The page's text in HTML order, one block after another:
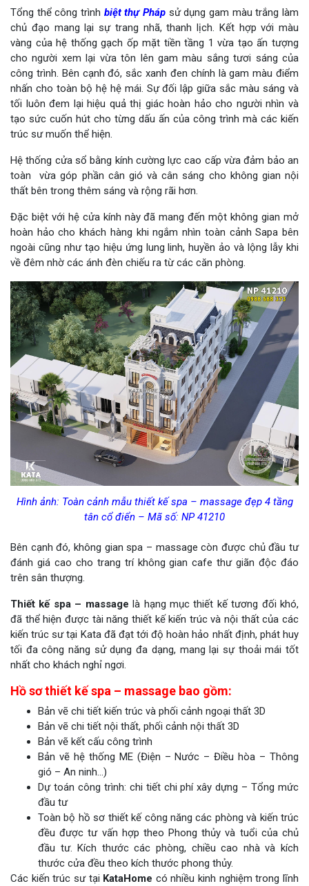
Tổng thể công trình biệt thự Pháp sử dụng gam màu trắng làm
chủ đạo mang lại sự trang nhã, thanh lịch. Kết hợp với màu
vàng của hệ thống gạch ốp mặt tiền tầng 1 vừa tạo ấn tượng
cho người xem lại vừa tôn lên gam màu sắng tươi sáng của
công trình. Bên cạnh đó, sắc xanh đen chính là gam màu điểm
nhấn cho toàn bộ hệ hệ mái. Sự đối lập giữa sắc màu sáng và
tối luôn đem lại hiệu quả thị giác hoàn hảo cho người nhìn và
tạo sức cuốn hút cho từng dấu ấn của công trình mà các kiến
trúc sư muốn thể hiện.
Hệ thống cửa sổ bằng kính cường lực cao cấp vừa đảm bảo an
toàn vừa góp phần cân gió và cân sáng cho không gian nội
thất bên trong thêm sáng và rộng rãi hơn.
Đặc biệt với hệ cửa kính này đã mang đến một không gian mở
hoàn hảo cho khách hàng khi ngắm nhìn toàn cảnh Sapa bên
ngoài cũng như tạo hiệu ứng lung linh, huyền ảo và lộng lẫy khi
về đêm nhờ các ánh đèn chiếu ra từ các căn phòng.
Hình ảnh: Toàn cảnh mẫu thiết kế spa – massage đẹp 4 tầng
tân cổ điển – Mã số: NP 41210
Bên cạnh đó, không gian spa – massage còn được chủ đầu tư
đánh giá cao cho trang trí không gian cafe thư giãn độc đáo
trên sân thượng.
Thiết kế spa – massagelà hạng mục thiết kế tương đối khó,
đã thể hiện được tài năng thiết kế kiến trúc và nội thất của các
kiến trúc sư tại Kata đã đạt tới độ hoàn hảo nhất định, phát huy
tối đa công năng sử dụng đa dạng, mang lại sự thoải mái tốt
nhất cho khách nghỉ ngơi.
Hồ sơ thiết kế spa – massage bao gồm:
Bản vẽ chi tiết kiến trúc và phối cảnh ngoại thất 3D
Bản vẽ chi tiết nội thất, phối cảnh nội thất 3D
Bản vẽ kết cấu công trình
Bản vẽ hệ thống ME (Điện – Nước – Điều hòa – Thông
gió – An ninh…)
Dự toán công trình: chi tiết chi phí xây dựng – Tổng mức
đầu tư
Toàn bộ hồ sơ thiết kế công năng các phòng và kiến trúc
đều được tư vấn hợp theo Phong thủy và tuổi của chủ
đầu tư. Kích thước các phòng, chiều cao nhà và kích
thước cửa đều theo kích thước phong thủy.
Các kiến trúc sư tại KataHome có nhiều kinh nghiệm trong lĩnh